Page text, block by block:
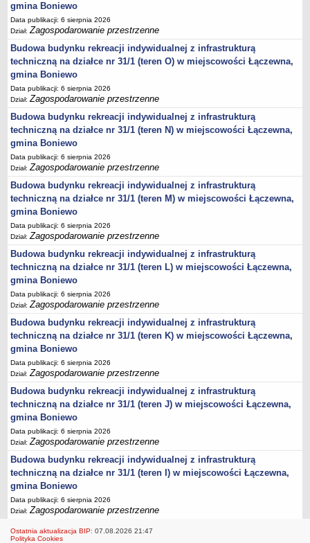
oświadczenia mjątkowe Dyrektora Gminnej Biblioteki Publicznej
Objęcie funkcji Kierownika USC
Objęcie stanowiska Zastępcy Wójta Gminy
Oświadczenia majątkowe za 2023 rok
Oświadczenia majątkowe za 2022 rok
Oświadczenia majątkowe za 2021
Zakończenie pełnienia funkcji Dyrektora Zespołu Szkół w Boniewie
Objęcie funkcji Dyrektora Zespołu Szkół w Boniewie
Oświadczenia majątkowe za 2024 rok
Prezes SIM KZN KUJAWY
Kierownik Klubu Dziecięcego w Boniewie
KONTROLE
Zewnętrzne
JEDNO OKIENKO
KARTY INFORMACJI O ŚRODOWISKU
WYBORY PREZYDENTA RZECZYPOSPOLITEJ POLSKIEJ 2025
WYBORY DO PARLAMENTU EUROPEJSKIEGO 2024
WYBORY SAMORZĄDOWE 2024
WYBORY DO SEJMU I SENATU - 15 PAŹDZIERNIKA 2023 R.
Wybory uzupełniające do Senatu w dniu 21 lipca 2024 roku
REFERENDUM OGÓLNOKRAJOWE 2023
WYBORY DO SEJMU I SENATU RZECZPOSPOLITEJ POLSKIEJ 13 PAŹDZIERNIKA
2019 ROK
WYBORY SAMORZĄDOWE 2018
WYBORY DO PARLAMENTU EUROPEJSKIEGO 2019
REFERENDUM 2015
WYBORY PARLAMENTARNE 2015
WYBORY PREZYDENTA RZECZPOSPOLITEJ POLSKIEJ 2015
WYBORY SAMORZĄDOWE 2014
Wybory uzupełniające do Rady Gminy Boniewo 2017
gmina Boniewo
Data publikacji: 6 sierpnia 2026
Dział:Zagospodarowanie przestrzenne
Budowa budynku rekreacji indywidualnej z infrastrukturą
techniczną na działce nr 31/1 (teren O) w miejscowości Łączewna,
gmina Boniewo
Data publikacji: 6 sierpnia 2026
Dział:Zagospodarowanie przestrzenne
Budowa budynku rekreacji indywidualnej z infrastrukturą
techniczną na działce nr 31/1 (teren N) w miejscowości Łączewna,
gmina Boniewo
Data publikacji: 6 sierpnia 2026
Dział:Zagospodarowanie przestrzenne
Budowa budynku rekreacji indywidualnej z infrastrukturą
techniczną na działce nr 31/1 (teren M) w miejscowości Łączewna,
gmina Boniewo
Data publikacji: 6 sierpnia 2026
Dział:Zagospodarowanie przestrzenne
Budowa budynku rekreacji indywidualnej z infrastrukturą
techniczną na działce nr 31/1 (teren L) w miejscowości Łączewna,
gmina Boniewo
Data publikacji: 6 sierpnia 2026
Dział:Zagospodarowanie przestrzenne
Budowa budynku rekreacji indywidualnej z infrastrukturą
techniczną na działce nr 31/1 (teren K) w miejscowości Łączewna,
gmina Boniewo
Data publikacji: 6 sierpnia 2026
Dział:Zagospodarowanie przestrzenne
Budowa budynku rekreacji indywidualnej z infrastrukturą
techniczną na działce nr 31/1 (teren J) w miejscowości Łączewna,
gmina Boniewo
Data publikacji: 6 sierpnia 2026
Dział:Zagospodarowanie przestrzenne
Budowa budynku rekreacji indywidualnej z infrastrukturą
techniczną na działce nr 31/1 (teren I) w miejscowości Łączewna,
gmina Boniewo
Data publikacji: 6 sierpnia 2026
Dział:Zagospodarowanie przestrzenne
Ostatnia aktualizacja BIP: 07.08.2026 21:47
Polityka Cookies